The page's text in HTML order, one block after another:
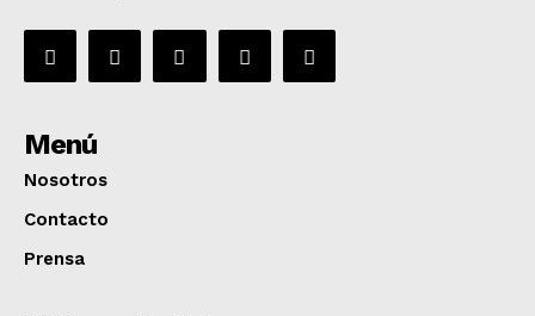
Menú
Nosotros
Contacto
Prensa